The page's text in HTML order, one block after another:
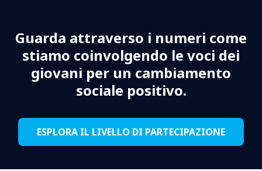
Guarda attraverso i numeri come
stiamo coinvolgendo le voci dei
giovani per un cambiamento
sociale positivo.
ESPLORA IL LIVELLO DI PARTECIPAZIONE